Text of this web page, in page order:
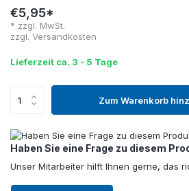
€5,95*
* zzgl. MwSt.
zzgl. Versandkosten
Lieferzeit ca. 3 - 5 Tage
Zum Warenkorb
Haben Sie eine Frage zu diesem
Unser Mitarbeiter hilft Ihnen gerne, das